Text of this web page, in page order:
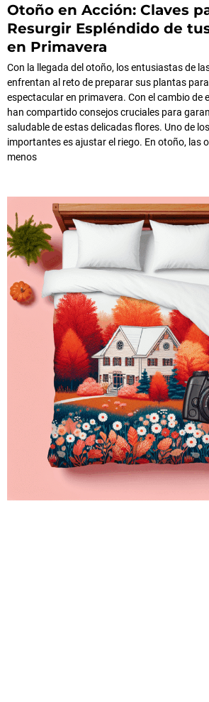
Otoño en Acción: Claves
Resurgir Espléndido de
en Primavera
Con la llegada del otoño, los entusiastas de
enfrentan al reto de preparar sus plantas
espectacular en primavera. Con el cambio de
han compartido consejos cruciales para
saludable de estas delicadas flores. Uno de
importantes es ajustar el riego. En otoño, las
menos